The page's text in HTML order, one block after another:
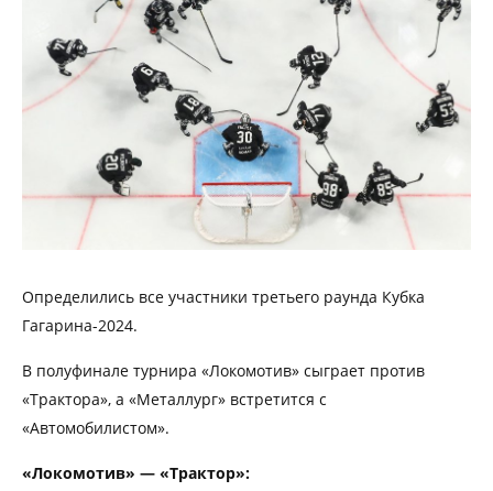
Определились все участники третьего раунда Кубка
Гагарина-2024.
В полуфинале турнира «Локомотив» сыграет против
«Трактора», а «Металлург» встретится с
«Автомобилистом».
«Локомотив» — «Трактор»: